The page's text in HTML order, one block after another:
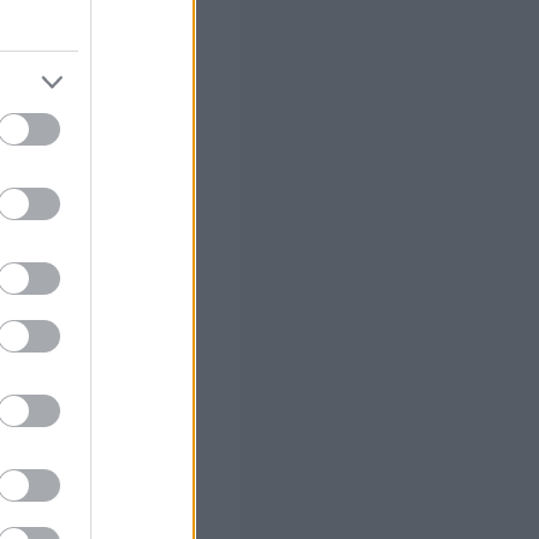
της
σοβαρή